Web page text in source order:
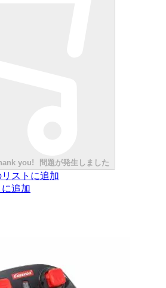
you! 問題が発生しました
ストに追加
追加